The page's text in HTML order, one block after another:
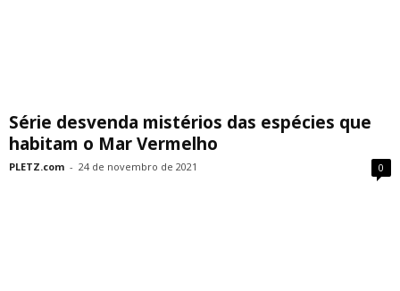
Série desvenda mistérios das espécies que
habitam o Mar Vermelho
PLETZ.com - 24 de novembro de 2021 0